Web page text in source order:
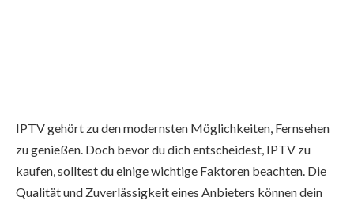
IPTV gehört zu den modernsten Möglichkeiten, Fernsehen
zu genießen. Doch bevor du dich entscheidest, IPTV zu
kaufen, solltest du einige wichtige Faktoren beachten. Die
Qualität und Zuverlässigkeit eines Anbieters können dein